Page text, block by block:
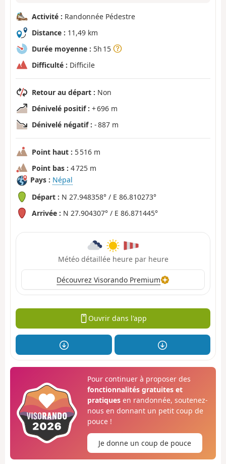
Activité : Randonnée Pédestre
Distance : 11,49 km
Durée moyenne : 5h 15
Difficulté : Difficile
Retour au départ : Non
Dénivelé positif : + 696 m
Dénivelé négatif : - 887 m
Point haut : 5 516 m
Point bas : 4 725 m
Pays : Népal
Départ : N 27.948358° / E 86.810273°
Arrivée : N 27.904307° / E 86.871445°
Météo détaillée heure par heure
Découvrez Visorando Premium
Ouvrir dans l'app
Pour continuer à proposer des
fonctionnalités gratuites et
pratiquesen randonnée, soutenez-
nous en donnant un petit coup de
pouce !
Je donne un coup de pouce